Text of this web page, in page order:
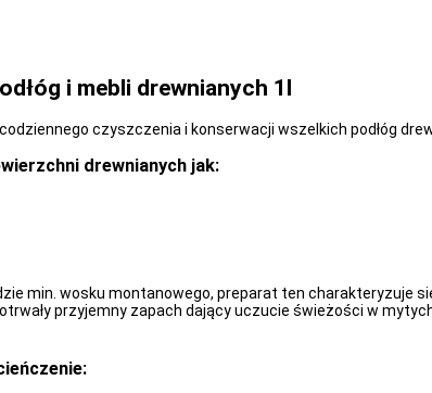
i mebli drewnianych 1l
czyszczenia i konserwacji wszelkich podłóg
drewnianych jak:
min. wosku montanowego, preparat ten charakteryzuje
przyjemny zapach dający uczucie świeżości w